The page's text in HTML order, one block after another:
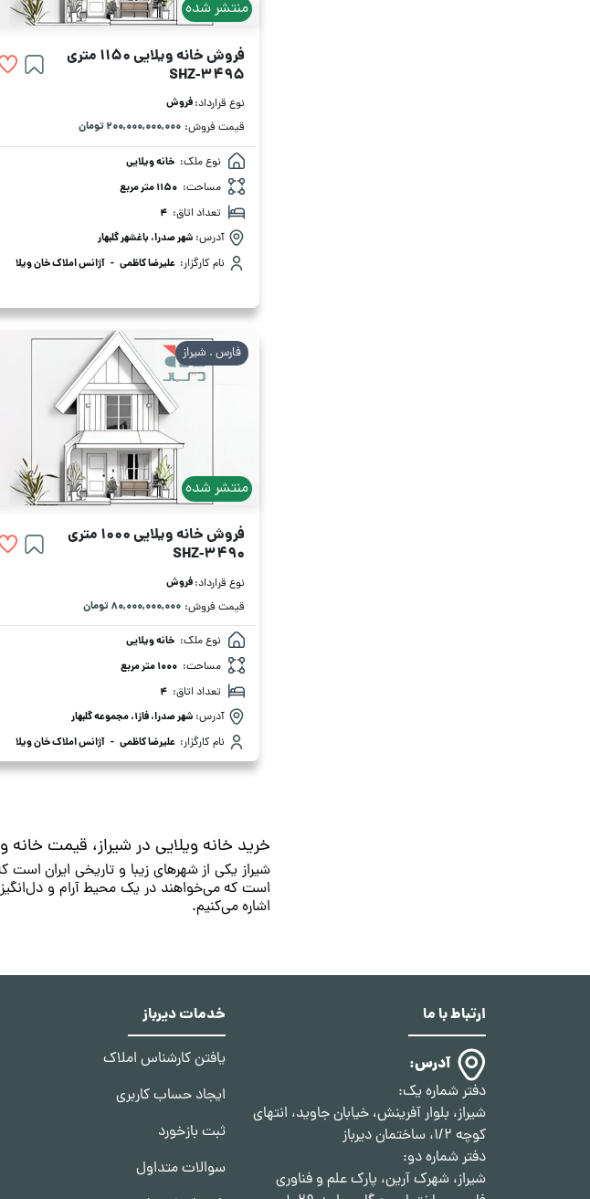
منتشر شده
فروش خانه ویلایی 1150 متری
SHZ-3495
نوع قرارداد:فروش
قیمت فروش: ۲۰۰,۰۰۰,۰۰۰,۰۰۰ تومان
نوع ملک: خانه ویلایی
مساحت: 1150 متر مربع
تعداد اتاق: 4
آدرس: شهر صدرا، باغشهر گلبهار
نام کارگزار: علیرضا کاظمی - آژانس املاک خان ویلا
منتشر شده
فارس . شیراز
فروش خانه ویلایی 1000 متری
SHZ-3490
نوع قرارداد:فروش
قیمت فروش: ۸۰,۰۰۰,۰۰۰,۰۰۰ تومان
نوع ملک: خانه ویلایی
مساحت: 1000 متر مربع
تعداد اتاق: 4
آدرس: شهر صدرا، فاز1، مجموعه گلبهار
نام کارگزار: علیرضا کاظمی - آژانس املاک خان ویلا
خرید خانه ویلایی در شیراز، قیمت خانه
اشاره می‌کنیم.
خریدوفروش خانه ویلایی در شیراز
شمالی یا جنوبی‌بودن خانه ویلایی
خانه‌های ویلایی جنوبی را باید انتخاب کنید.
سیستم سرمایشی و گرمایشی خانه ویلایی
مقرون‌به‌صرفه باشد. از طرف دیگر، اگر خانه
ارتباط با ما
آدرس:
دفتر شماره یک:
شیراز، بلوار آفرینش، خیابان جاوید، انتهای
کوچه 1/2، ساختمان دیرباز
دفتر شماره دو:
شیراز، شهرک آرین، پارک علم و فناوری
خدمات دیرباز
یافتن کارشناس املاک
ایجاد حساب کاربری
ثبت بازخورد
سوالات متداول